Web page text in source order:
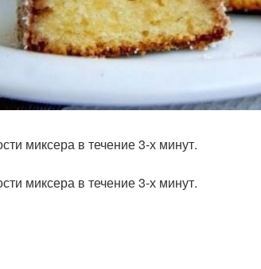
миксера в течение 3-х минут.
миксера в течение 3-х минут.